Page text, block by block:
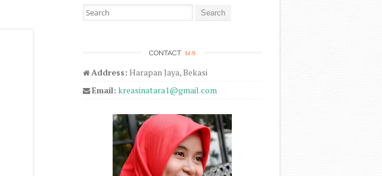
Search for:
CONTACT us
Address: Harapan Jaya, Bekasi
Email: kreasinatara1@gmail.com